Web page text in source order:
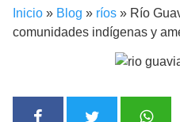
Inicio » Blog » ríos » Río
comunidades indígenas y